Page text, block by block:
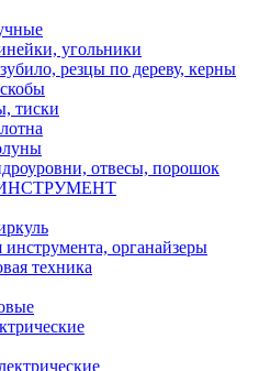
угольники
резцы по дереву, керны
тиски
отвесы, порошок
органайзеры
техника